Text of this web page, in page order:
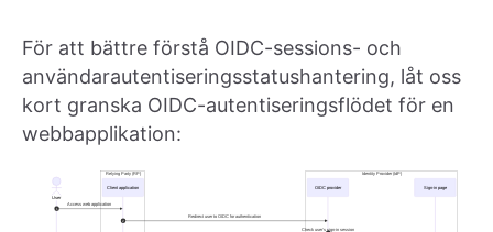
För att bättre förstå OIDC-sessions- och
användarautentiseringsstatushantering, låt oss
kort granska OIDC-autentiseringsflödet för en
webbapplikation: